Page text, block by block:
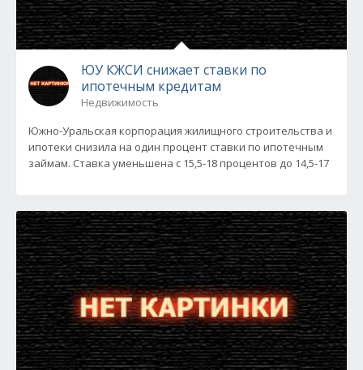
ЮУ КЖСИ снижает ставки по
ипотечным кредитам
Недвижимость
Южно-Уральская корпорация жилищного строительства и
ипотеки снизила на один процент ставки по ипотечным
займам. Ставка уменьшена с 15,5-18 процентов до 14,5-17